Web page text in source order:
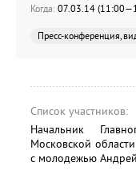
Когда: 07.03.14
Пресс-конференция,
Список участников:
Начальник
Московской
с молодежью